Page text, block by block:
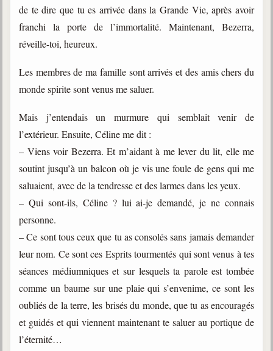
de te dire que tu es arrivée dans la Grande Vie, après avoir
franchi la porte de l’immortalité. Maintenant, Bezerra,
réveille-toi, heureux.
Les membres de ma famille sont arrivés et des amis chers du
monde spirite sont venus me saluer.
Mais j’entendais un murmure qui semblait venir de
l’extérieur. Ensuite, Céline me dit :
– Viens voir Bezerra. Et m’aidant à me lever du lit, elle me
soutint jusqu’à un balcon où je vis une foule de gens qui me
saluaient, avec de la tendresse et des larmes dans les yeux.
– Qui sont-ils, Céline ? lui ai-je demandé, je ne connais
personne.
– Ce sont tous ceux que tu as consolés sans jamais demander
leur nom. Ce sont ces Esprits tourmentés qui sont venus à tes
séances médiumniques et sur lesquels ta parole est tombée
comme un baume sur une plaie qui s’envenime, ce sont les
oubliés de la terre, les brisés du monde, que tu as encouragés
et guidés et qui viennent maintenant te saluer au portique de
l’éternité…